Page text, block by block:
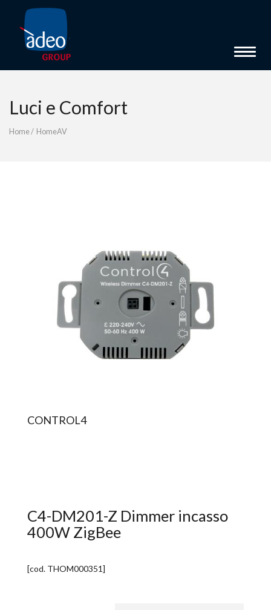
Toggle
Luci e Comfort
Home/ HomeAV
CONTROL4
C4-DM201-Z Dimmer incasso
400W ZigBee
[cod. THOM000351]